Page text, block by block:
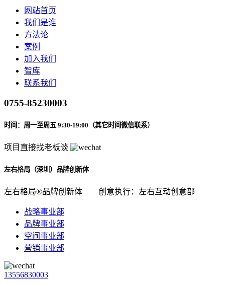
网站首页
我们是谁
方法论
案例
加入我们
智库
联系我们
0755-85230003
时间：周一至周五 9:30-19:00（其它时间微信联系）
项目直接找老板谈
左右格局（深圳）品牌创新体
左右格局®品牌创新体 创意执行：左右互动创意部
战略事业部
品牌事业部
空间事业部
营销事业部
13556830003